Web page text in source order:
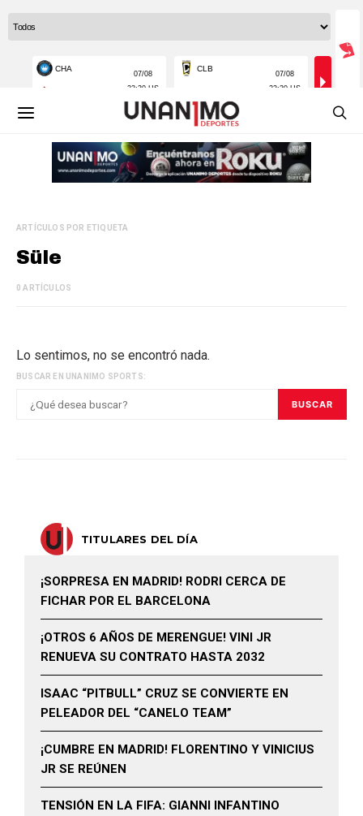
ARTÍCULOS POR ETIQUETA
Süle
0 ARTÍCULOS
Lo sentimos, no se encontró nada.
BUSCAR EN UNANIMO SPORTS:
BUSCAR
TITULARES DEL DÍA
¡SORPRESA EN MADRID! RODRI CERCA DE
FICHAR POR EL BARCELONA
¡OTROS 6 AÑOS DE MERENGUE! VINI JR
RENUEVA SU CONTRATO HASTA 2032
ISAAC “PITBULL” CRUZ SE CONVIERTE EN
PELEADOR DEL “CANELO TEAM”
¡CUMBRE EN MADRID! FLORENTINO Y VINICIUS
JR SE REÚNEN
TENSIÓN EN LA FIFA: GIANNI INFANTINO